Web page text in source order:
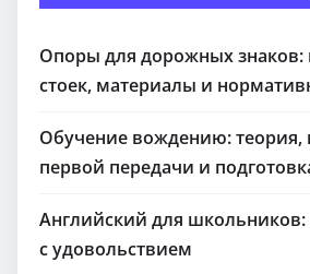
Опоры для дорожных знаков:
стоек, материалы и
Обучение вождению: теория,
первой передачи и
Английский для школьников:
с удовольствием